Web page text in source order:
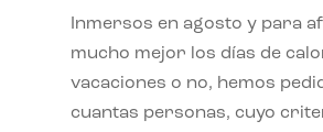
Inmersos en agosto y para
mucho mejor los días de
vacaciones o no, hemos
cuantas personas, cuyo